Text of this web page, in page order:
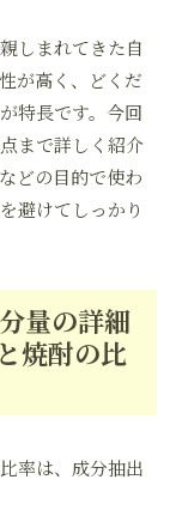
しまれてきた自
が高く、どくだ
特長です。今回
まで詳しく紹介
どの目的で使わ
避けてしっかり
量の詳細
焼酎の比
率は、成分抽出